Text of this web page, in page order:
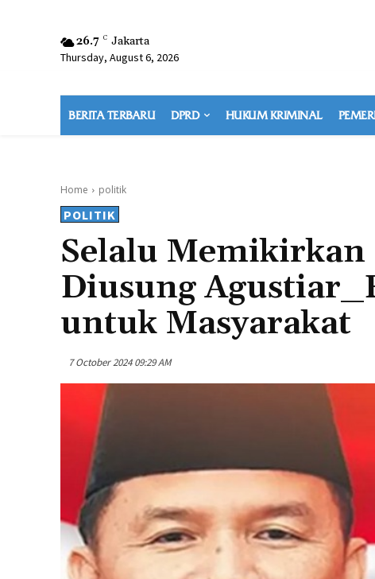
26.7 C Jakarta
Thursday, August 6, 2026
BERITA TERBARU DPRD HUKUM KRIMINAL
Home politik
POLITIK
Selalu Memikirkan
Diusung
untuk Masyarakat
7 October 2024 09:29 AM